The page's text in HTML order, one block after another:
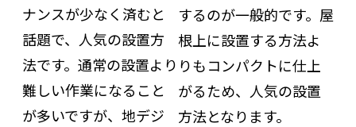
ナンスが少なく済むと
話題で、人気の設置方
法です。通常の設置より
難しい作業になること
が多いですが、地デジ
するのが一般的です。屋
根上に設置する方法よ
りもコンパクトに仕上
がるため、人気の設置
方法となります。